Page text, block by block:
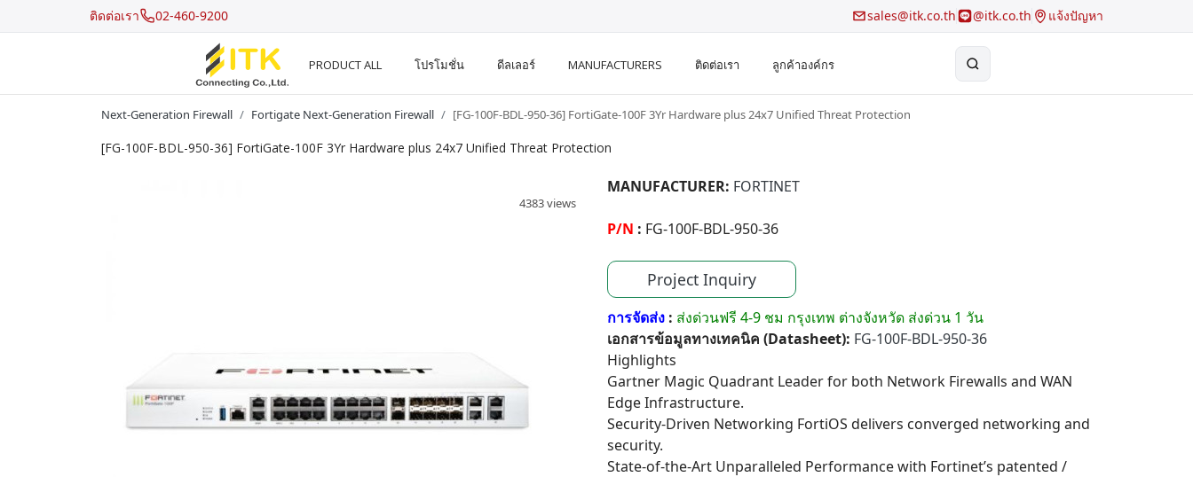
ติดต่อเรา 02-460-9200 sales@itk.co.th @itk.co.th แจ้งปัญหา
PRODUCT ALL โปรโมชั่น ดีลเลอร์ MANUFACTURERS ติดต่อเรา ลูกค้าองค์กร
Search
Next-Generation Firewall Fortigate Next-Generation Firewall [FG-100F-BDL-950-36] FortiGate-100F 3Yr Hardware plus 24x7 Unified Threat Protection
[FG-100F-BDL-950-36] FortiGate-100F 3Yr Hardware plus 24x7 Unified Threat Protection
4383 views
MANUFACTURER: FORTINET
P/N : FG-100F-BDL-950-36
Project Inquiry
การจัดส่ง : ส่งด่วนฟรี 4-9 ชม กรุงเทพ ต่างจังหวัด ส่งด่วน 1 วัน
เอกสารข้อมูลทางเทคนิค (Datasheet): FG-100F-BDL-950-36
Highlights
Gartner Magic Quadrant Leader for both Network Firewalls and WAN
Edge Infrastructure.
Security-Driven Networking FortiOS delivers converged networking and
security.
State-of-the-Art Unparalleled Performance with Fortinet’s patented /